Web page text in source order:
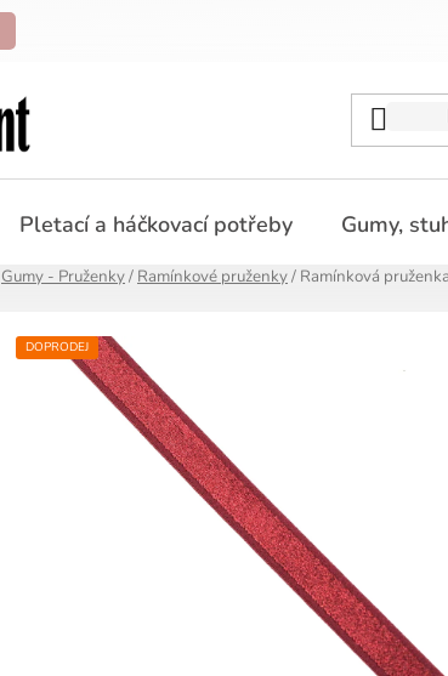
Pletací a háčkovací potřeby Gumy,
Gumy - Pruženky/ Ramínkové pruženky/ Ramínková
DOPRODEJ